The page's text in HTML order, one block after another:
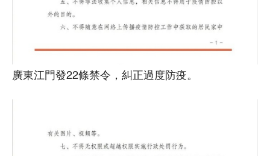
廣東江門發22條禁令，糾正過度防疫。